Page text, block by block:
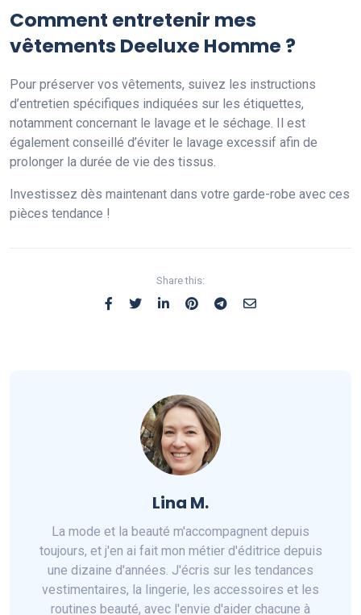
Comment entretenir mes
vêtements Deeluxe Homme ?
Pour préserver vos vêtements, suivez les instructions
d’entretien spécifiques indiquées sur les étiquettes,
notamment concernant le lavage et le séchage. Il est
également conseillé d’éviter le lavage excessif afin de
prolonger la durée de vie des tissus.
Investissez dès maintenant dans votre garde-robe avec ces
pièces tendance !
Share this:
Lina M.
La mode et la beauté m'accompagnent depuis
toujours, et j'en ai fait mon métier d'éditrice depuis
une dizaine d'années. J'écris sur les tendances
vestimentaires, la lingerie, les accessoires et les
routines beauté, avec l'envie d'aider chacune à